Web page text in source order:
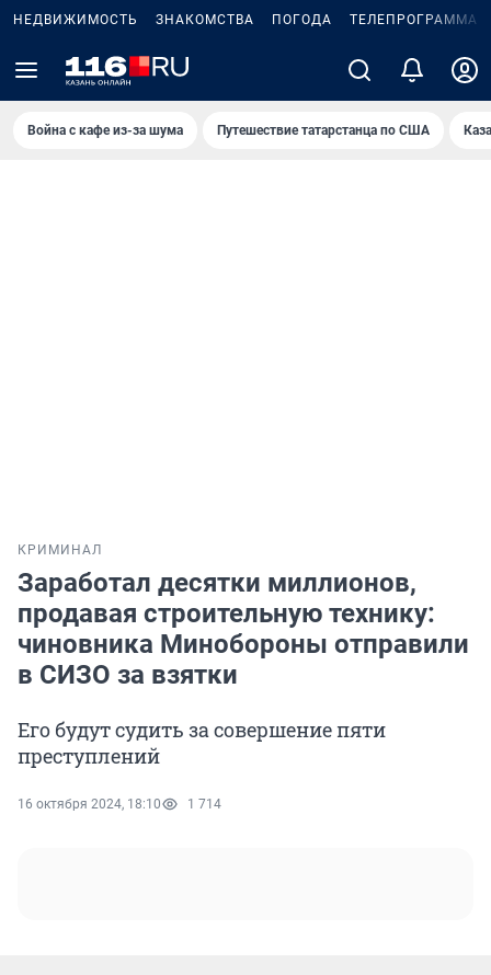
НЕДВИЖИМОСТЬ ЗНАКОМСТВА ПОГОДА ТЕЛЕПРОГРАММА
Война с кафе из-за шума Путешествие татарстанца по США
КРИМИНАЛ
Заработал десятки миллионов,
продавая строительную технику:
чиновника Минобороны отправили
в СИЗО за взятки
Его будут судить за совершение пяти
преступлений
16 октября 2024, 18:10 1 714